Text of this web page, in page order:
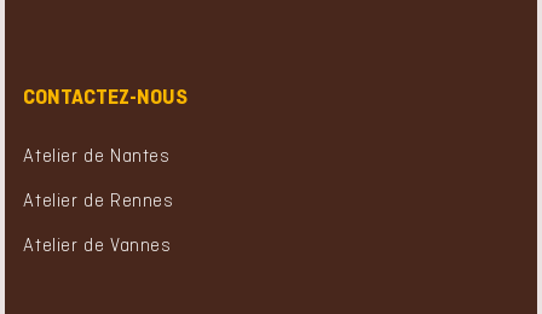
CONTACTEZ-NOUS
Atelier de Nantes
Atelier de Rennes
Atelier de Vannes